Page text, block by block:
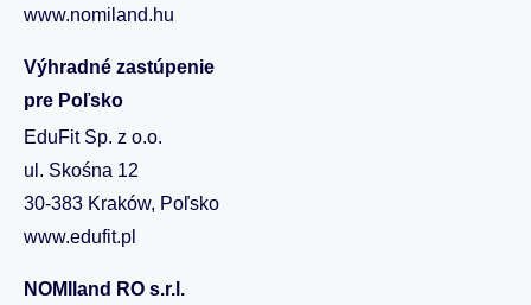
www.nomiland.hu
Výhradné zastúpenie
pre Poľsko
EduFit Sp. z o.o.
ul. Skośna 12
30-383 Kraków, Poľsko
www.edufit.pl
NOMIland RO s.r.l.